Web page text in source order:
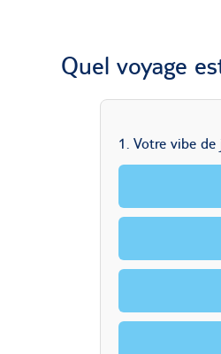
Quel voyage
1. Votre vibe